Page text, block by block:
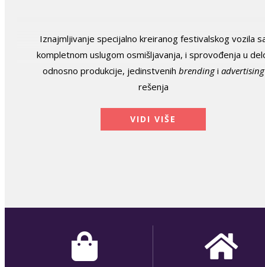
Iznajmljivanje specijalno kreiranog festivalskog vozila
kompletnom uslugom osmišljavanja, i sprovođenja u
odnosno produkcije, jedinstvenih brendingi advertising
rešenja
VIDI VIŠE